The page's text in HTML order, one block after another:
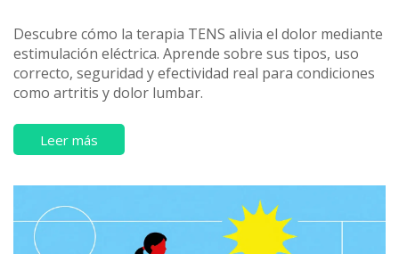
Descubre cómo la terapia TENS alivia el dolor mediante
estimulación eléctrica. Aprende sobre sus tipos, uso
correcto, seguridad y efectividad real para condiciones
como artritis y dolor lumbar.
Leer más